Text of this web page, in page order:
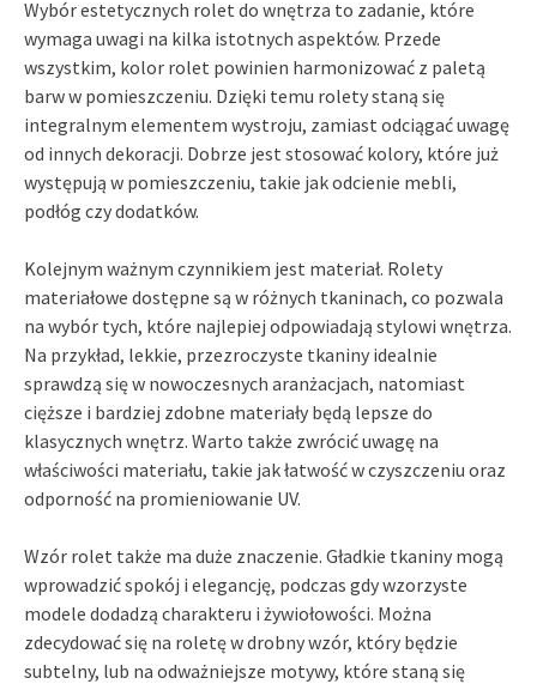
Wybór estetycznych rolet do wnętrza to zadanie, które
wymaga uwagi na kilka istotnych aspektów. Przede
wszystkim, kolor rolet powinien harmonizować z paletą
barw w pomieszczeniu. Dzięki temu rolety staną się
integralnym elementem wystroju, zamiast odciągać uwagę
od innych dekoracji. Dobrze jest stosować kolory, które już
występują w pomieszczeniu, takie jak odcienie mebli,
podłóg czy dodatków.
Kolejnym ważnym czynnikiem jest materiał. Rolety
materiałowe dostępne są w różnych tkaninach, co pozwala
na wybór tych, które najlepiej odpowiadają stylowi wnętrza.
Na przykład, lekkie, przezroczyste tkaniny idealnie
sprawdzą się w nowoczesnych aranżacjach, natomiast
cięższe i bardziej zdobne materiały będą lepsze do
klasycznych wnętrz. Warto także zwrócić uwagę na
właściwości materiału, takie jak łatwość w czyszczeniu oraz
odporność na promieniowanie UV.
Wzór rolet także ma duże znaczenie. Gładkie tkaniny mogą
wprowadzić spokój i elegancję, podczas gdy wzorzyste
modele dodadzą charakteru i żywiołowości. Można
zdecydować się na roletę w drobny wzór, który będzie
subtelny, lub na odważniejsze motywy, które staną się